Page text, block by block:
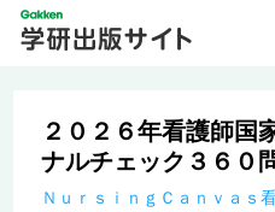
２０２６年看護師国
ナルチェック３６０
ＮｕｒｓｉｎｇＣａｎｖａｓ